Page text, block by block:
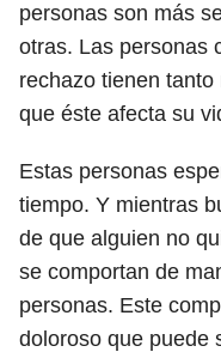
personas son más
otras. Las personas
rechazo tienen
que éste afecta su
Estas personas
tiempo. Y mientras
de que alguien no
se comportan de
personas. Este
doloroso que puede